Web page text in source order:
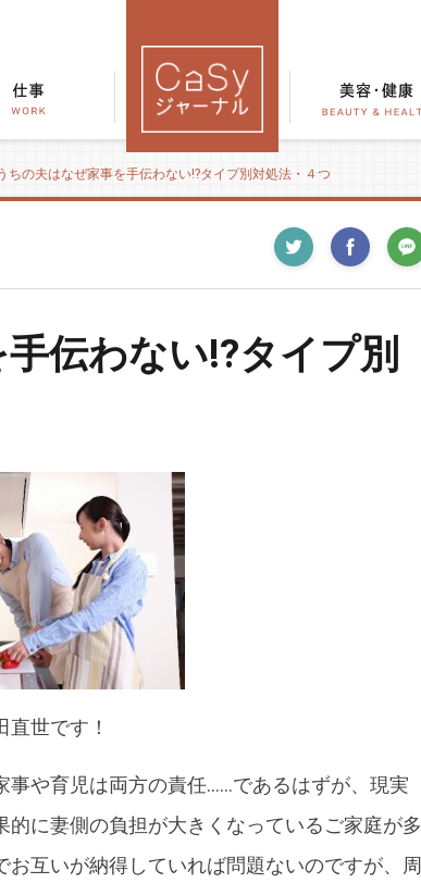
ちの夫はなぜ家事を手伝わない!?タイプ別対処法・４つ
伝わない!?タイプ別
世です！
や育児は両方の責任……であるはずが、現実
に妻側の負担が大きくなっているご家庭が多
互いが納得していれば問題ないのですが、周